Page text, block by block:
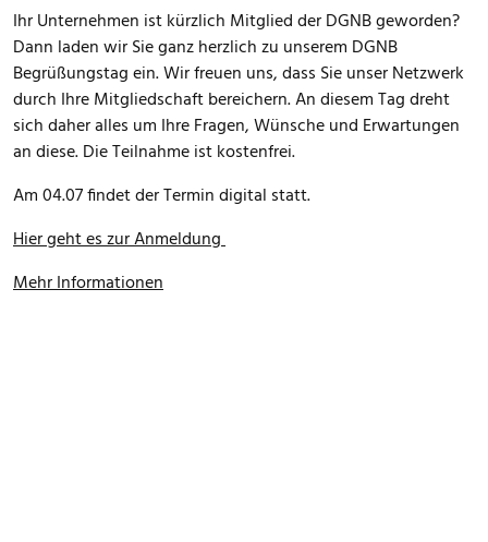
Ihr Unternehmen ist kürzlich Mitglied der DGNB geworden?
Dann laden wir Sie ganz herzlich zu unserem DGNB
Begrüßungstag ein. Wir freuen uns, dass Sie unser Netzwerk
durch Ihre Mitgliedschaft bereichern. An diesem Tag dreht
sich daher alles um Ihre Fragen, Wünsche und Erwartungen
an diese. Die Teilnahme ist kostenfrei.
Am 04.07 findet der Termin digital statt.
Hier geht es zur Anmeldung
Mehr Informationen